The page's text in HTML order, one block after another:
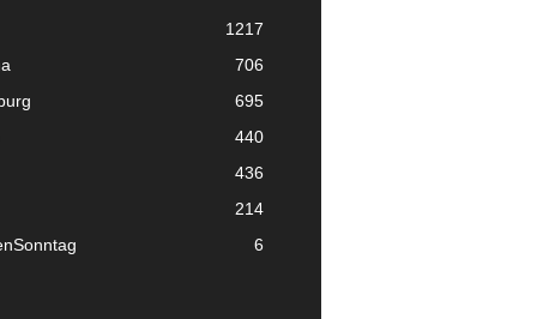
1217
706
695
440
436
214
6